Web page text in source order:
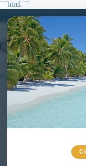
```html ```
contenuto
art. 635